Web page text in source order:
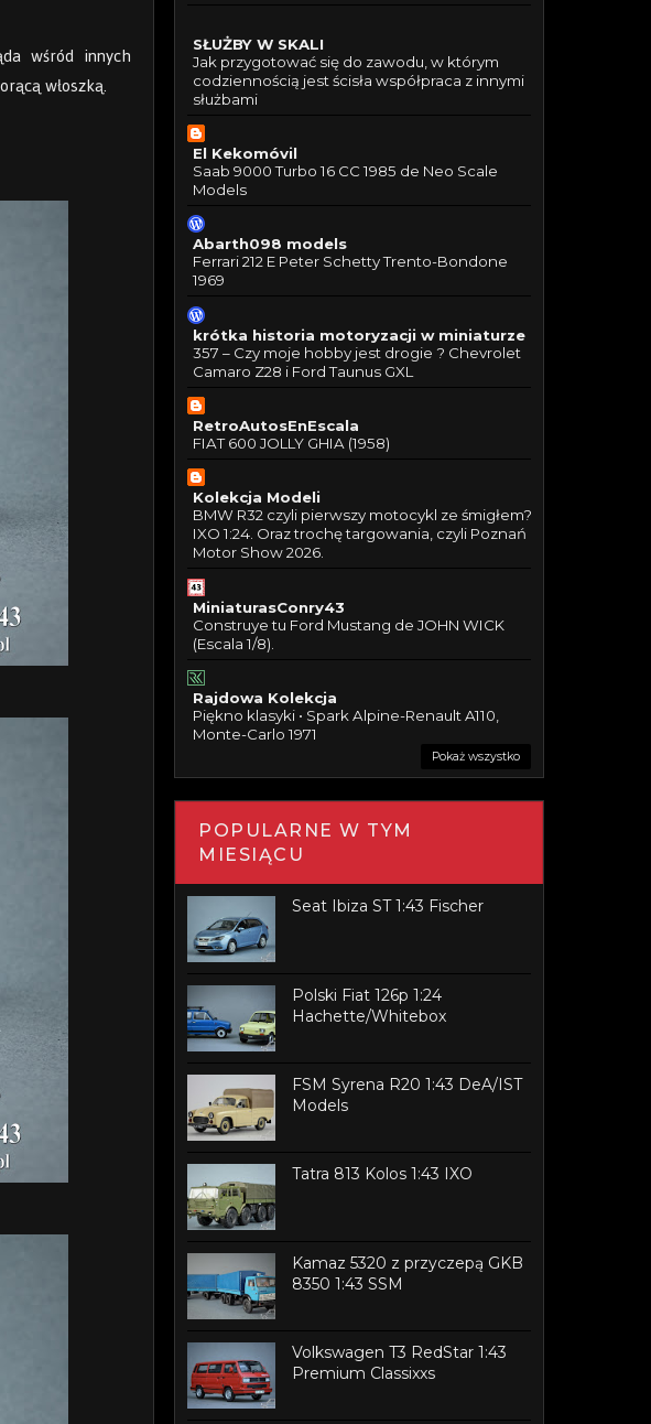
wśród innych
włoszką.
SŁUŻBY W SKALI
Jak przygotować się do zawodu, w którym
codziennością jest ścisła współpraca z innymi
służbami
El Kekomóvil
Saab 9000 Turbo 16 CC 1985 de Neo Scale
Models
Abarth098 models
Ferrari 212 E Peter Schetty Trento-Bondone
1969
krótka historia motoryzacji w miniaturze
357 – Czy moje hobby jest drogie ? Chevrolet
Camaro Z28 i Ford Taunus GXL
RetroAutosEnEscala
FIAT 600 JOLLY GHIA (1958)
Kolekcja Modeli
BMW R32 czyli pierwszy motocykl ze śmigłem?
IXO 1:24. Oraz trochę targowania, czyli Poznań
Motor Show 2026.
MiniaturasConry43
Construye tu Ford Mustang de JOHN WICK
(Escala 1/8).
Rajdowa Kolekcja
Piękno klasyki • Spark Alpine-Renault A110,
Monte-Carlo 1971
Pokaż wszystko
POPULARNE W TYM
MIESIĄCU
Seat Ibiza ST 1:43 Fischer
Polski Fiat 126p 1:24
Hachette/Whitebox
FSM Syrena R20 1:43 DeA/IST
Models
Tatra 813 Kolos 1:43 IXO
Kamaz 5320 z przyczepą GKB
8350 1:43 SSM
Volkswagen T3 RedStar 1:43
Premium Classixxs